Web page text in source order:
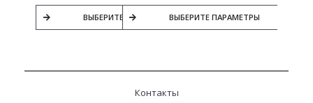
ВЫБЕРИТЕ ПАРАМЕТРЫВЫБЕРИТЕ ПАРАМЕТРЫ
Контакты